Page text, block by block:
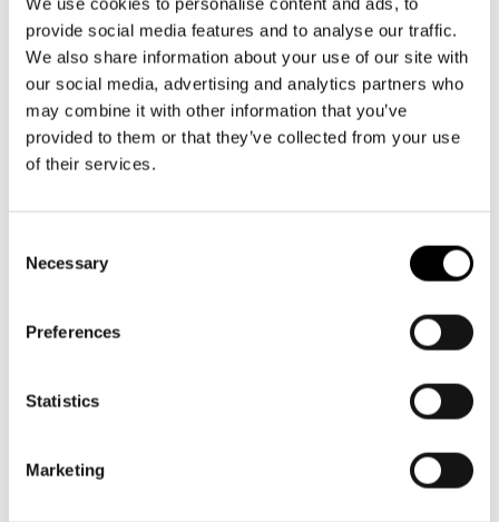
provide social media features and to analyse our traffic.
We also share information about your use of our site with
our social media, advertising and analytics partners who
may combine it with other information that you’ve
provided to them or that they’ve collected from your use
of their services.
Selection
Necessary
Preferences
Statistics
Marketing
Presentkort
Tillgänglighet
Frågor & svar
Platskarta
Företag
Guidning
Teaterns verksamhet
Ensemble
Historia
Kontaktuppgifter
Press
Svenska Teatern Live
LOGGA IN
BILJETTER
Köp biljetter
biljetter@svenskateatern.fi
Biljettkassan öppnar 11.8
LÄNKAR